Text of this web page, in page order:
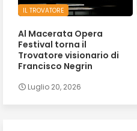
IL TROVATORE
Al Macerata Opera
Festival torna il
Trovatore visionario di
Francisco Negrin
Luglio 20, 2026